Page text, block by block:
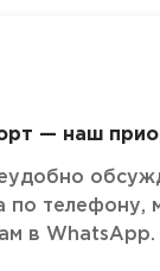
— наш
по телефону,
в WhatsApp.